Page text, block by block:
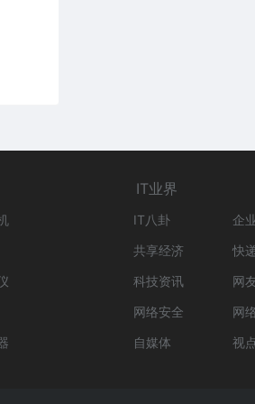
IT业界
IT八卦
企
共享经济
快
科技资讯
网
网络安全
网
自媒体
视